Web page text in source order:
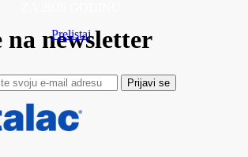
Prelistaj
newsletter
Prijavi se